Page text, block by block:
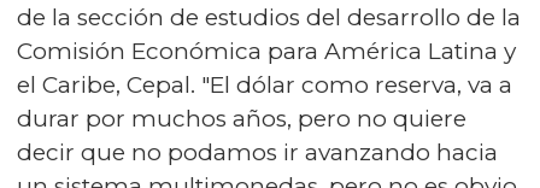
de la sección de estudios del desarrollo de la
Comisión Económica para América Latina y
el Caribe, Cepal. "El dólar como reserva, va a
durar por muchos años, pero no quiere
decir que no podamos ir avanzando hacia